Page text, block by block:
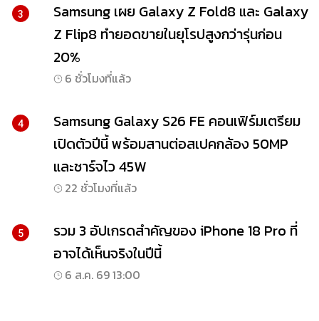
3
Samsung เผย Galaxy Z Fold8 และ Galaxy
Z Flip8 ทำยอดขายในยุโรปสูงกว่ารุ่นก่อน
20%
6 ชั่วโมงที่แล้ว
4
Samsung Galaxy S26 FE คอนเฟิร์มเตรียม
เปิดตัวปีนี้ พร้อมสานต่อสเปคกล้อง 50MP
และชาร์จไว 45W
22 ชั่วโมงที่แล้ว
5
รวม 3 อัปเกรดสำคัญของ iPhone 18 Pro ที่
อาจได้เห็นจริงในปีนี้
6 ส.ค. 69 13:00